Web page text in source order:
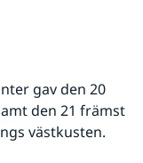
gav den 20
den 21 främst
västkusten.